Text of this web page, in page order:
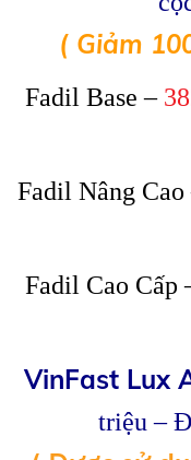
( Giảm
Fadil Base –
Fadil Nâng Cao
Fadil Cao Cấp
VinFast Lux
triệu –